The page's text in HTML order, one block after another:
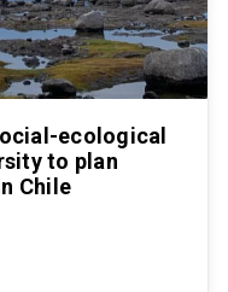
ecological
to plan
Chile